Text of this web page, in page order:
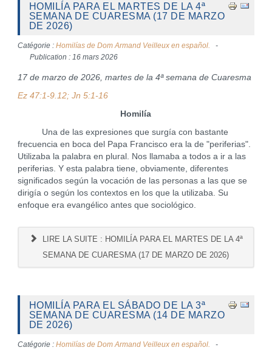
HOMILÍA PARA EL MARTES DE LA 4ª
SEMANA DE CUARESMA (17 DE MARZO
DE 2026)
Catégorie : Homilías de Dom Armand Veilleux en español.
Publication : 16 mars 2026
17 de marzo de 2026, martes de la 4ª semana de Cuaresma
Ez 47:1-9.12; Jn 5:1-16
Homilía
Una de las expresiones que surgía con bastante
frecuencia en boca del Papa Francisco era la de "periferias".
Utilizaba la palabra en plural. Nos llamaba a todos a ir a las
periferias. Y esta palabra tiene, obviamente, diferentes
significados según la vocación de las personas a las que se
dirigía o según los contextos en los que la utilizaba. Su
enfoque era evangélico antes que sociológico.
LIRE LA SUITE : HOMILÍA PARA EL MARTES DE LA 4ª
SEMANA DE CUARESMA (17 DE MARZO DE 2026)
HOMILÍA PARA EL SÁBADO DE LA 3ª
SEMANA DE CUARESMA (14 DE MARZO
DE 2026)
Catégorie : Homilías de Dom Armand Veilleux en español.